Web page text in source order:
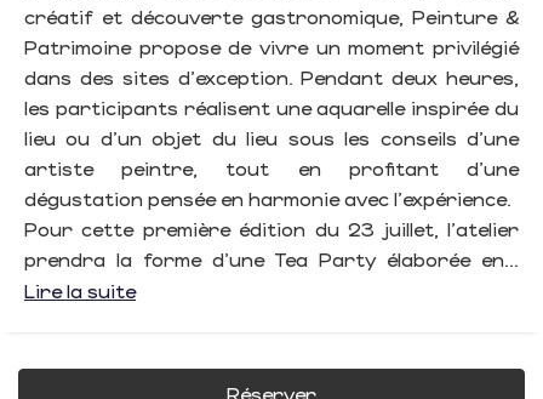
créatif et découverte gastronomique, Peinture &
Patrimoine propose de vivre un moment privilégié
dans des sites d'exception. Pendant deux heures,
les participants réalisent une aquarelle inspirée du
lieu ou d'un objet du lieu sous les conseils d'une
artiste peintre, tout en profitant d'une
dégustation pensée en harmonie avec l'expérience.
Pour cette première édition du 23 juillet, l'atelier
prendra la forme d'une Tea Party élaborée en...
Lire la suite
Réserver